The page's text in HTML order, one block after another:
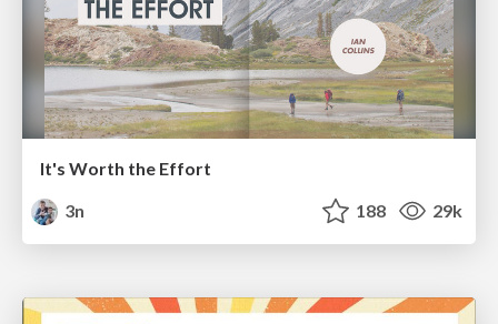
It's Worth the Effort
3n
188 29k